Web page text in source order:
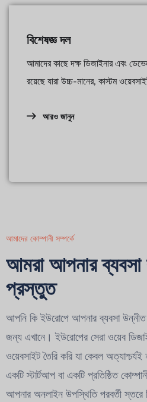
বিশেষজ্ঞ দল
আমাদের কাছে দক্ষ ডিজাইনার এবং
রয়েছে যারা উচ্চ-মানের, কাস্টম
আরও জানুন
আমাদের কোম্পানী সম্পর্কে
আমরা আপনার ব্যবসা
প্রস্তুত
আপনি কি ইউরোপে আপনার ব্যবসা
জন্য এখানে। ইউরোপের সেরা ওয়েব
ওয়েবসাইট তৈরি করি যা কেবল
একটি স্টার্টআপ বা একটি প্রতিষ্ঠিত
আপনার অনলাইন উপস্থিতি পরবর্তী